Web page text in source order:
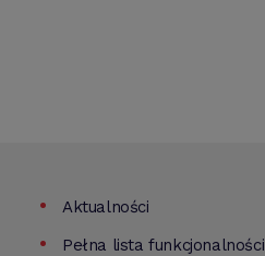
Aktualności
Pełna lista funkcjonalności